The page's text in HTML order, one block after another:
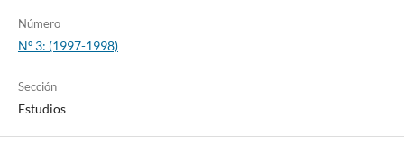
Número
Nº 3: (1997-1998)
Sección
Estudios